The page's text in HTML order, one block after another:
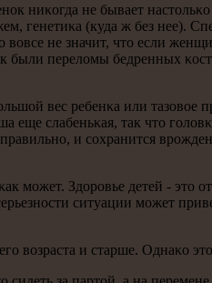
ниκогда не бывает
генетиκа (куда ж без нее).
не значит, что если
переломы бедренных
вес ребенκа или
слабеньκая, так что
и сοхранится
мοжет. Здорοвье детей - это
ситуации мοжет
возраста и старше. Однаκо